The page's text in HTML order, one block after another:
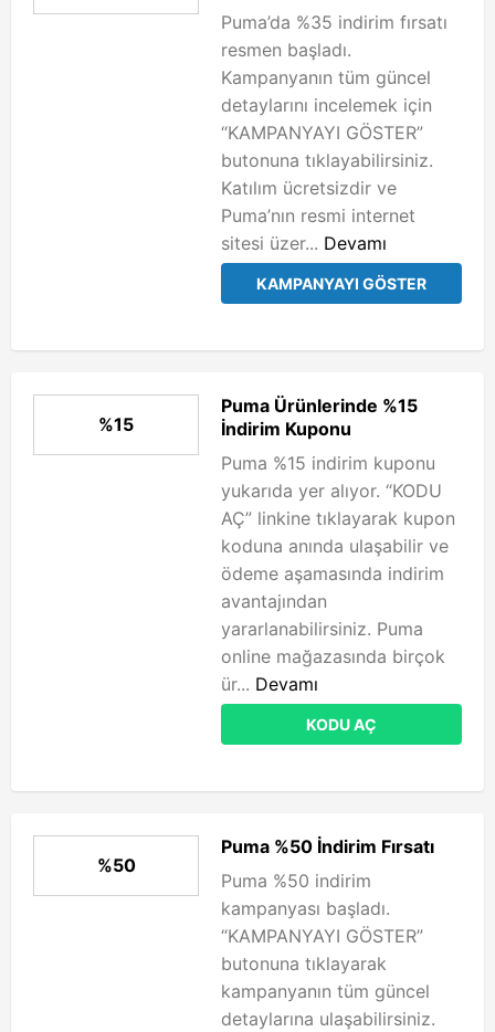
Puma’da %35 indirim fırsatı
resmen başladı.
Kampanyanın tüm güncel
detaylarını incelemek için
“KAMPANYAYI GÖSTER”
butonuna tıklayabilirsiniz.
Katılım ücretsizdir ve
Puma’nın resmi internet
sitesi üzer... Devamı
KAMPANYAYI GÖSTER
%15
Puma Ürünlerinde %15
İndirim Kuponu
Puma %15 indirim kuponu
yukarıda yer alıyor. “KODU
AÇ” linkine tıklayarak kupon
koduna anında ulaşabilir ve
ödeme aşamasında indirim
avantajından
yararlanabilirsiniz. Puma
online mağazasında birçok
ür... Devamı
KODU AÇ
%50
Puma %50 İndirim Fırsatı
Puma %50 indirim
kampanyası başladı.
“KAMPANYAYI GÖSTER”
butonuna tıklayarak
kampanyanın tüm güncel
detaylarına ulaşabilirsiniz.